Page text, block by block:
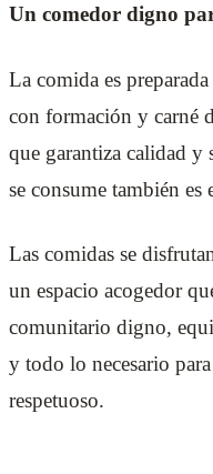
Un comedor digno
La comida es
con formación y carné
que garantiza calidad y
se consume también
Las comidas se
un espacio acogedor
comunitario digno,
y todo lo necesario
respetuoso.